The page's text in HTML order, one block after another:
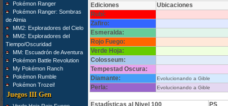
Pokémon Ranger
Pokémon Ranger: Sombras
de Almia
MM2: Exploradores del Cielo
MM2: Exploradores del
Tiempo/Oscuridad
MM: Escuadrón de Aventura
Pokémon Battle Revolution
My Pokémon Ranch
Pokémon Rumble
Pokémon Trozei!
Juegos III Gen
Ediciones
Ubicaciones
Rubí:
Zafiro:
Esmeralda:
Rojo Fuego:
Verde Hoja:
Colosseum:
Tempestad Oscura:
Diamante:
Evolucionando a Gible
Perla: Evolucionando a Gible
Estadísticas al Nivel 100
PS